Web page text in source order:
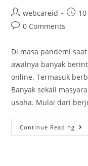
webcareid
0 Comments
Di masa pandemi
awalnya banyak
online. Termasuk
Banyak sekali
usaha. Mulai dari
Continue Reading